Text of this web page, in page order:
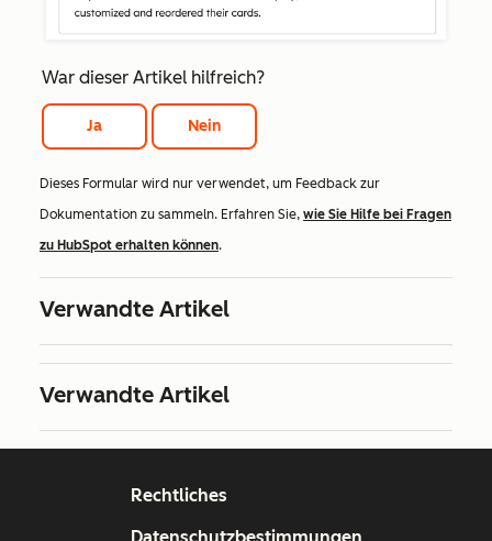
War dieser Artikel hilfreich?
Ja Nein
Dieses Formular wird nur verwendet, um Feedback zur
Dokumentation zu sammeln. Erfahren Sie, wie Sie Hilfe bei Fragen
zu HubSpot erhalten können.
Verwandte Artikel
Verwandte Artikel
Rechtliches